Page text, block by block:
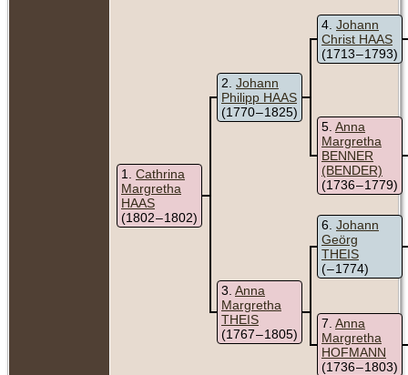
1
Cathrina
Margretha
HAAS
(1802 – 1802)
2 Johann
Philipp HAAS
(1770 – 1825)
4 Johann
Christ HAAS
(1713 – 1793)
5 Anna
Margretha
BENNER
(BENDER)
(1736 – 1779)
3 Anna
Margretha
THEIS
(1767 – 1805)
6 Johann
Geörg
THEIS
( – 1774)
7 Anna
Margretha
HOFMANN
(1736 – 1803)